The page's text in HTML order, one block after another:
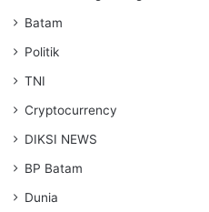
Batam
Politik
TNI
Cryptocurrency
DIKSI NEWS
BP Batam
Dunia